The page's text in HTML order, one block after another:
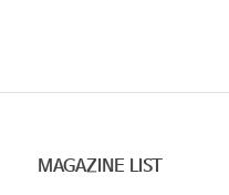
MAGAZINE LIST